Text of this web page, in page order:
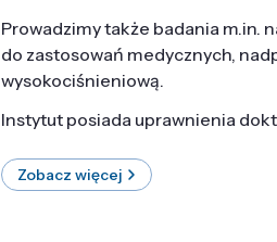
Prowadzimy także badania m.in.
do zastosowań medycznych,
wysokociśnieniową.
Instytut posiada uprawnienia
Zobacz więcej